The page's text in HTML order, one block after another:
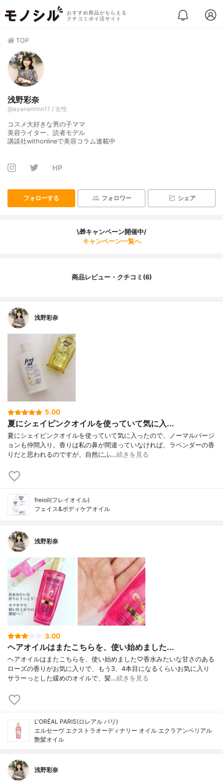
おすすめ商品がもらえる
クチコミポイ活サイト
TOP
浅野彩奈
@ayanannnn11 / 女性
コスメ大好きな男の子ママ
美容ライター、読者モデル
講談社withonlineで美容コラム連載中
HP
フォローする フォロワー シェア
\🎁キャンペーン開催中/
キャンペーン一覧へ
商品レビュー・クチコミ(6)
浅野彩奈
5.00
夏にシェイピンクオイルを使っていて気に入...
夏にシェイピンクオイルを使っていて気に入ったので、ノーマルバージ
ョンも仲間入り。香りは私の鼻が間違っていなければ、ラベンダーの香
りだと思われるのですが、自然にふ…続きを見る
freioil(フレイオイル)
フェイス&ボディケアオイル
浅野彩奈
3.00
ヘアオイルはまたこちらを、使い始めました...
ヘアオイルはまたこちらを、使い始めました♡香水みたいな甘さのある
ローズの香りがお気に入りで、もう3、4本目になるくらいお気に入り
サラーっとした緩めのオイルで、髪…続きを見る
L'ORÉAL PARIS(ロレアル パリ)
エルセーヴ エクストラオーディナリー オイル エクラアンペリアル
艶髪オイル
浅野彩奈